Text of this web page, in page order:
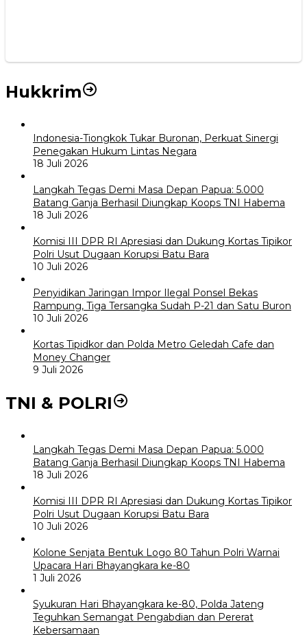
Hukkrim
Indonesia-Tiongkok Tukar Buronan, Perkuat Sinergi
Penegakan Hukum Lintas Negara
18 Juli 2026
Langkah Tegas Demi Masa Depan Papua: 5.000
Batang Ganja Berhasil Diungkap Koops TNI Habema
18 Juli 2026
Komisi III DPR RI Apresiasi dan Dukung Kortas Tipikor
Polri Usut Dugaan Korupsi Batu Bara
10 Juli 2026
Penyidikan Jaringan Impor Ilegal Ponsel Bekas
Rampung, Tiga Tersangka Sudah P-21 dan Satu Buron
10 Juli 2026
Kortas Tipidkor dan Polda Metro Geledah Cafe dan
Money Changer
9 Juli 2026
TNI & POLRI
Langkah Tegas Demi Masa Depan Papua: 5.000
Batang Ganja Berhasil Diungkap Koops TNI Habema
18 Juli 2026
Komisi III DPR RI Apresiasi dan Dukung Kortas Tipikor
Polri Usut Dugaan Korupsi Batu Bara
10 Juli 2026
Kolone Senjata Bentuk Logo 80 Tahun Polri Warnai
Upacara Hari Bhayangkara ke-80
1 Juli 2026
Syukuran Hari Bhayangkara ke-80, Polda Jateng
Teguhkan Semangat Pengabdian dan Pererat
Kebersamaan